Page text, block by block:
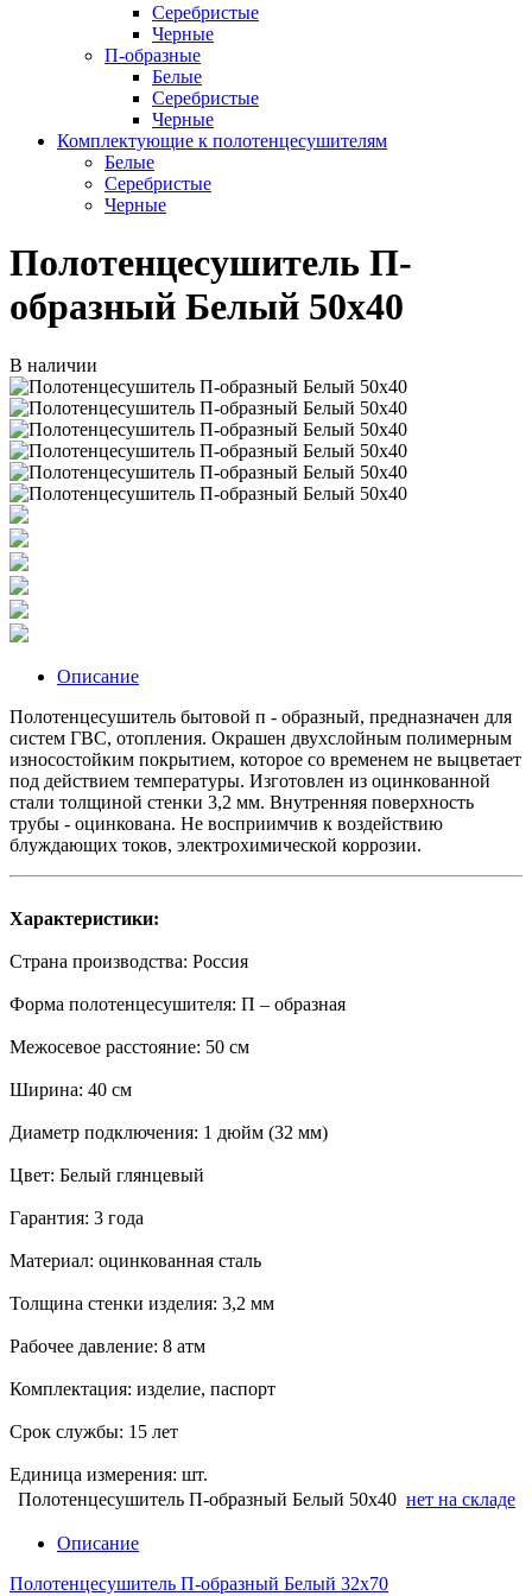
Серебристые
Черные
П-образные
Белые
Серебристые
Черные
Комплектующие к полотенцесушителям
Белые
Серебристые
Черные
Полотенцесушитель П-
образный Белый 50х40
В наличии
Описание
Полотенцесушитель бытовой п - образный, предназначен для
систем ГВС, отопления. Окрашен двухслойным полимерным
износостойким покрытием, которое со временем не выцветает
под действием температуры. Изготовлен из оцинкованной
стали толщиной стенки 3,2 мм. Внутренняя поверхность
трубы - оцинкована. Не восприимчив к воздействию
блуждающих токов, электрохимической коррозии.
Характеристики:
Страна производства: Россия
Форма полотенцесушителя: П – образная
Межосевое расстояние: 50 см
Ширина: 40 см
Диаметр подключения: 1 дюйм (32 мм)
Цвет: Белый глянцевый
Гарантия: 3 года
Материал: оцинкованная сталь
Толщина стенки изделия: 3,2 мм
Рабочее давление: 8 атм
Комплектация: изделие, паспорт
Срок службы: 15 лет
Единица измерения: шт.
Полотенцесушитель П-образный Белый 50х40 нет на складе
Описание
Полотенцесушитель П-образный Белый 32х70